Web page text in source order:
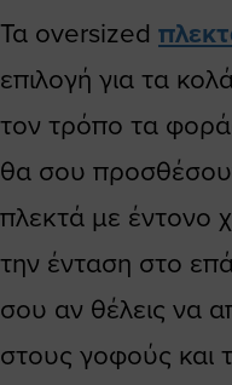
Τα oversized
επιλογή για τα
τον τρόπο τα
θα σου
πλεκτά με έντονο
την ένταση στο
σου αν θέλεις να
στους γοφούς και